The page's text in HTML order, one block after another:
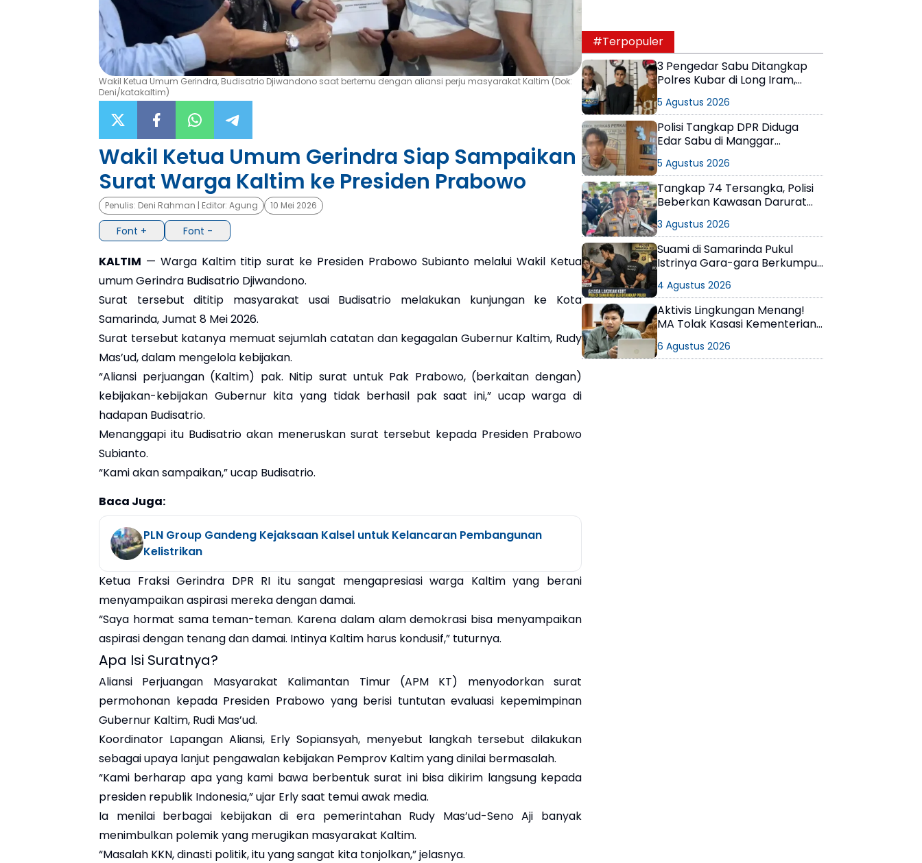
Wakil Ketua Umum Gerindra, Budisatrio Djiwandono saat bertemu dengan aliansi perju masyarakat Kaltim (Dok:
Deni/katakaltim)
Wakil Ketua Umum Gerindra Siap Sampaikan
Surat Warga Kaltim ke Presiden Prabowo
Penulis: Deni Rahman | Editor: Agung 10 Mei 2026
Font + Font -
KALTIM — Warga Kaltim titip surat ke Presiden Prabowo Subianto melalui Wakil Ketua
umum Gerindra Budisatrio Djiwandono.
Surat tersebut dititip masyarakat usai Budisatrio melakukan kunjungan ke Kota
Samarinda, Jumat 8 Mei 2026.
Surat tersebut katanya memuat sejumlah catatan dan kegagalan Gubernur Kaltim, Rudy
Mas’ud, dalam mengelola kebijakan.
“Aliansi perjuangan (Kaltim) pak. Nitip surat untuk Pak Prabowo, (berkaitan dengan)
kebijakan-kebijakan Gubernur kita yang tidak berhasil pak saat ini,” ucap warga di
hadapan Budisatrio.
Menanggapi itu Budisatrio akan meneruskan surat tersebut kepada Presiden Prabowo
Subianto.
“Kami akan sampaikan,” ucap Budisatrio.
Baca Juga:
PLN Group Gandeng Kejaksaan Kalsel untuk Kelancaran Pembangunan
Kelistrikan
Ketua Fraksi Gerindra DPR RI itu sangat mengapresiasi warga Kaltim yang berani
menyampaikan aspirasi mereka dengan damai.
“Saya hormat sama teman-teman. Karena dalam alam demokrasi bisa menyampaikan
aspirasi dengan tenang dan damai. Intinya Kaltim harus kondusif,” tuturnya.
Apa Isi Suratnya?
Aliansi Perjuangan Masyarakat Kalimantan Timur (APM KT) menyodorkan surat
permohonan kepada Presiden Prabowo yang berisi tuntutan evaluasi kepemimpinan
Gubernur Kaltim, Rudi Mas’ud.
Koordinator Lapangan Aliansi, Erly Sopiansyah, menyebut langkah tersebut dilakukan
sebagai upaya lanjut pengawalan kebijakan Pemprov Kaltim yang dinilai bermasalah.
“Kami berharap apa yang kami bawa berbentuk surat ini bisa dikirim langsung kepada
presiden republik Indonesia,” ujar Erly saat temui awak media.
Ia menilai berbagai kebijakan di era pemerintahan Rudy Mas’ud-Seno Aji banyak
menimbulkan polemik yang merugikan masyarakat Kaltim.
“Masalah KKN, dinasti politik, itu yang sangat kita tonjolkan,” jelasnya.
#Terpopuler
3 Pengedar Sabu Ditangkap
Polres Kubar di Long Iram,
5 Agustus 2026
Polisi Tangkap DPR Diduga
Edar Sabu di Manggar
5 Agustus 2026
Tangkap 74 Tersangka, Polisi
Beberkan Kawasan Darurat
3 Agustus 2026
Suami di Samarinda Pukul
Istrinya Gara-gara Berkumpul
4 Agustus 2026
Aktivis Lingkungan Menang!
MA Tolak Kasasi Kementerian
KPC Dinyatakan Informasi
6 Agustus 2026